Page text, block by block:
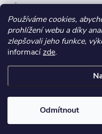
Používáme cookies,
prohlížení webu a díky
zlepšovali jeho funkce,
informacízde.
Odmítnout
DIČ: CZ04055195